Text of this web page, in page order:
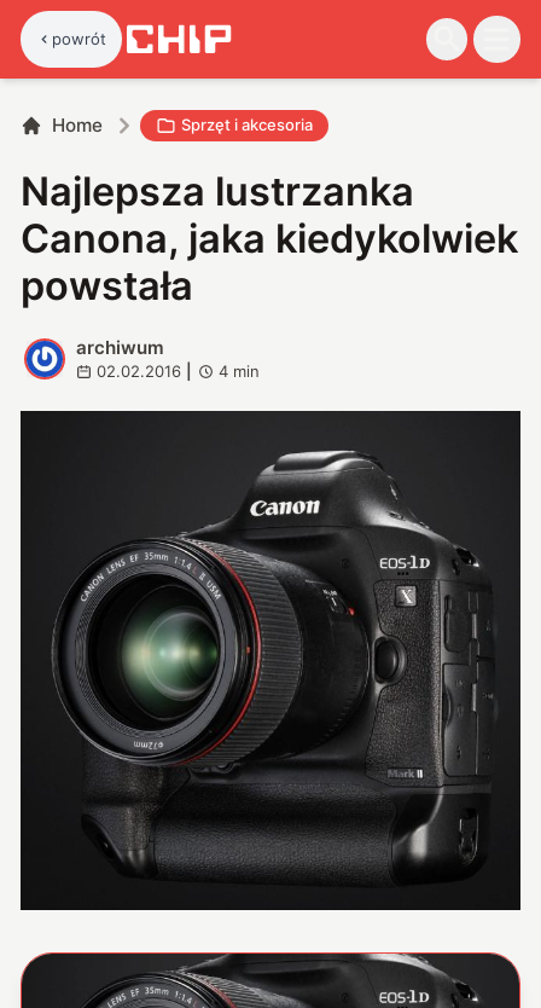
powrót
Home Sprzęt i akcesoria
Najlepsza lustrzanka
Canona, jaka kiedykolwiek
powstała
A
archiwum
02.02.2016 4 min